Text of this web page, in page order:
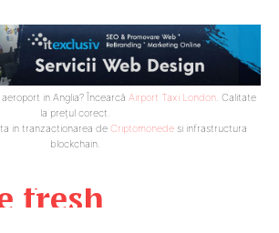
fresh
in Anglia? Încearcă Airport Taxi London. Calitate
la prețul corect.
in tranzactionarea de Criptomonede si infrastructura
blockchain.